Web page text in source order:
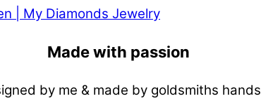
Made with passion
by me & made by goldsmiths hands